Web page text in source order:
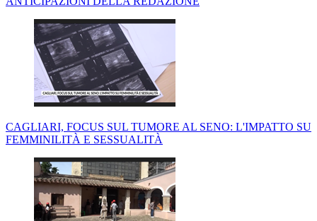
CAGLIARI, FOCUS SUL TUMORE AL SENO: L'IMPATTO SU
FEMMINILITÀ E SESSUALITÀ